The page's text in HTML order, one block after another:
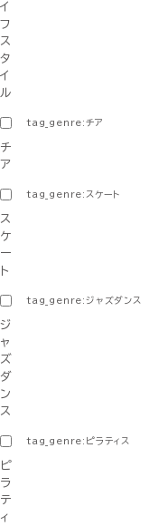
イ
フ
ス
タ
イ
ル
tag_genre:チア
チ
ア
tag_genre:スケート
ス
ケ
ー
ト
tag_genre:ジャズダンス
ジ
ャ
ズ
ダ
ン
ス
tag_genre:ピラティス
ピ
ラ
テ
ィ